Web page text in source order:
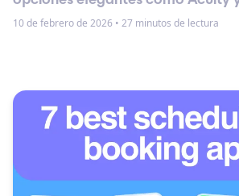
10 de febrero de 2026 • 27 minutos de lectura